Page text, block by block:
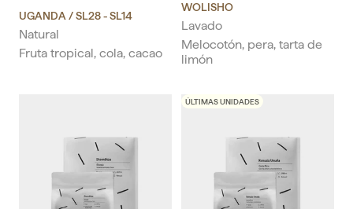
UGANDA/ SL28 - SL14
Natural
Fruta tropical, cola, cacao
WOLISHO
Lavado
Melocotón, pera, tarta de
limón
ÚLTIMAS UNIDADES